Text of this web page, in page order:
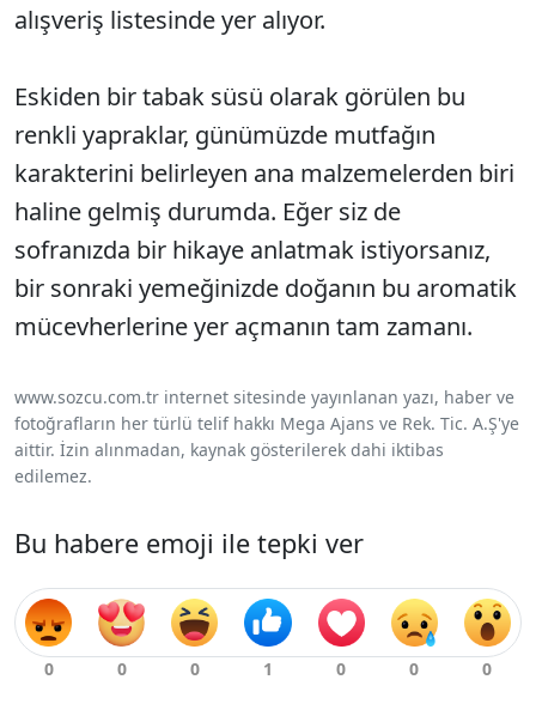
alışveriş listesinde yer alıyor.
Eskiden bir tabak süsü olarak görülen bu
renkli yapraklar, günümüzde mutfağın
karakterini belirleyen ana malzemelerden biri
haline gelmiş durumda. Eğer siz de
sofranızda bir hikaye anlatmak istiyorsanız,
bir sonraki yemeğinizde doğanın bu aromatik
mücevherlerine yer açmanın tam zamanı.
www.sozcu.com.tr internet sitesinde yayınlanan yazı, haber ve
fotoğrafların her türlü telif hakkı Mega Ajans ve Rek. Tic. A.Ş'ye
aittir. İzin alınmadan, kaynak gösterilerek dahi iktibas
edilemez.
Bu habere emoji ile tepki ver